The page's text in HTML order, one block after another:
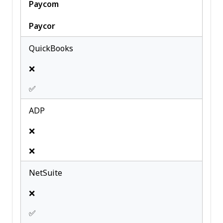
Timesheets
Travel Management
Vacation & Absence Calendar
Paycom
Paycor
QuickBooks
❌
✅
ADP
❌
❌
NetSuite
❌
✅